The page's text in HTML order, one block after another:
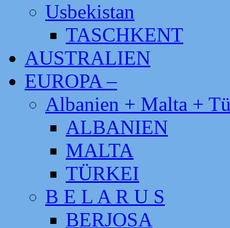
Usbekistan
TASCHKENT
AUSTRALIEN
EUROPA –
Albanien + Malta +
ALBANIEN
MALTA
TÜRKEI
B E L A R U S
BERJOSA